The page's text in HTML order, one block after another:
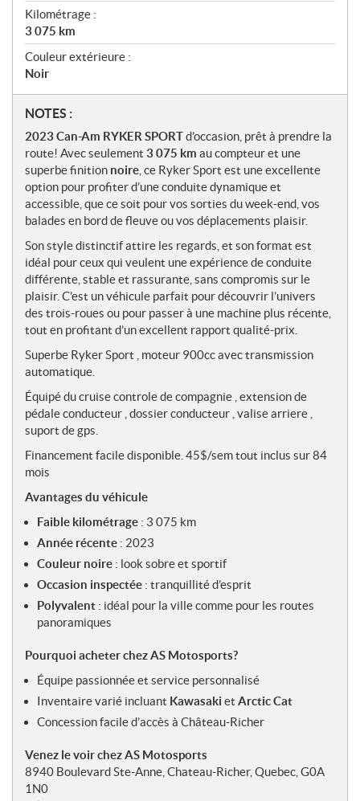
Kilométrage :
3 075 km
Couleur extérieure :
Noir
N
o
t
e
s
NOTES :
2023 Can-Am RYKER SPORTd’occasion, prêt à prendre la
route! Avec seulement 3 075 km au compteur et une
superbe finition noire , ce Ryker Sport est une excellente
option pour profiter d’une conduite dynamique et
accessible, que ce soit pour vos sorties du week-end, vos
balades en bord de fleuve ou vos déplacements plaisir.
Son style distinctif attire les regards, et son format est
idéal pour ceux qui veulent une expérience de conduite
différente, stable et rassurante, sans compromis sur le
plaisir. C’est un véhicule parfait pour découvrir l’univers
des trois-roues ou pour passer à une machine plus récente,
tout en profitant d’un excellent rapport qualité-prix.
Superbe Ryker Sport , moteur 900cc avec transmission
automatique.
Équipé du cruise controle de compagnie , extension de
pédale conducteur , dossier conducteur , valise arriere ,
suport de gps.
Financement facile disponible. 45$/sem tout inclus sur 84
mois
Avantages du véhicule
Faible kilométrage : 3 075 km
Année récente : 2023
Couleur noire : look sobre et sportif
Occasion inspectée : tranquillité d’esprit
Polyvalent : idéal pour la ville comme pour les routes
panoramiques
Pourquoi acheter chez AS Motosports?
Équipe passionnée et service personnalisé
Inventaire varié incluant Kawasaki et Arctic Cat
Concession facile d’accès à Château-Richer
Venez le voir chez AS Motosports
8940 Boulevard Ste-Anne, Chateau-Richer, Quebec, G0A
1N0